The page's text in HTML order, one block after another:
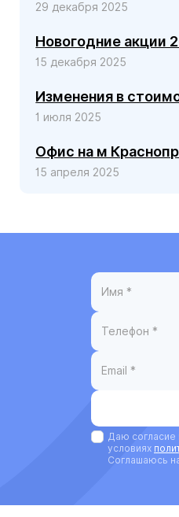
29 декабря 2025
Новогодние акции
15 декабря 2025
Изменения в
1 июля 2025
Офис на м
15 апреля 2025
Даю согласие
условиях
Соглашаюсь